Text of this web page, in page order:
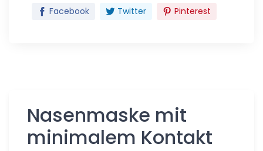
Facebook Twitter Pinterest
Nasenmaske mit
minimalem Kontakt